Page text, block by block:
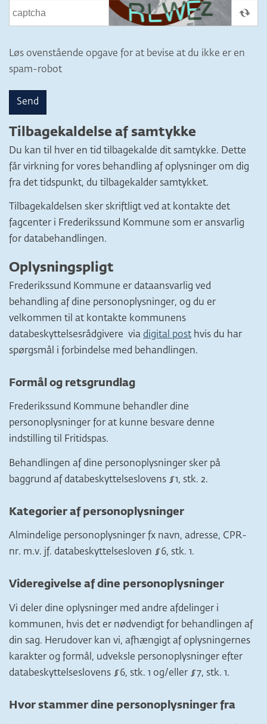
Løs ovenstående opgave for at bevise at du ikke er en
spam-robot
Send
Tilbagekaldelse af samtykke
Du kan til hver en tid tilbagekalde dit samtykke. Dette
får virkning for vores behandling af oplysninger om dig
fra det tidspunkt, du tilbagekalder samtykket.
Tilbagekaldelsen sker skriftligt ved at kontakte det
fagcenter i Frederikssund Kommune som er ansvarlig
for databehandlingen.
Oplysningspligt
Frederikssund Kommune er dataansvarlig ved
behandling af dine personoplysninger, og du er
velkommen til at kontakte kommunens
databeskyttelsesrådgivere via digital post hvis du har
spørgsmål i forbindelse med behandlingen.
Formål og retsgrundlag
Frederikssund Kommune behandler dine
personoplysninger for at kunne besvare denne
indstilling til Fritidspas.
Behandlingen af dine personoplysninger sker på
baggrund af databeskyttelseslovens §1, stk. 2.
Kategorier af personoplysninger
Almindelige personoplysninger fx navn, adresse, CPR-
nr. m.v. jf. databeskyttelsesloven §6, stk. 1.
Videregivelse af dine personoplysninger
Vi deler dine oplysninger med andre afdelinger i
kommunen, hvis det er nødvendigt for behandlingen af
din sag. Herudover kan vi, afhængigt af oplysningernes
karakter og formål, udveksle personoplysninger efter
databeskyttelseslovens §6, stk. 1 og/eller §7, stk. 1.
Hvor stammer dine personoplysninger fra